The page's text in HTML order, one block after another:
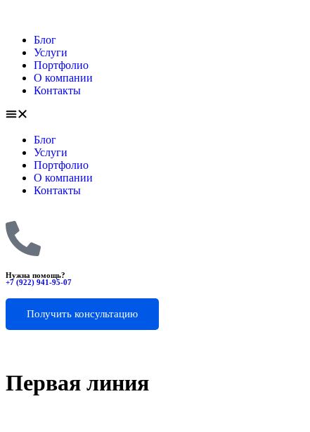
Блог
Услуги
Портфолио
О компании
Контакты
Блог
Услуги
Портфолио
О компании
Контакты
Нужна помощь?
+7 (922) 941-95-07
Получить консультацию
Первая линия